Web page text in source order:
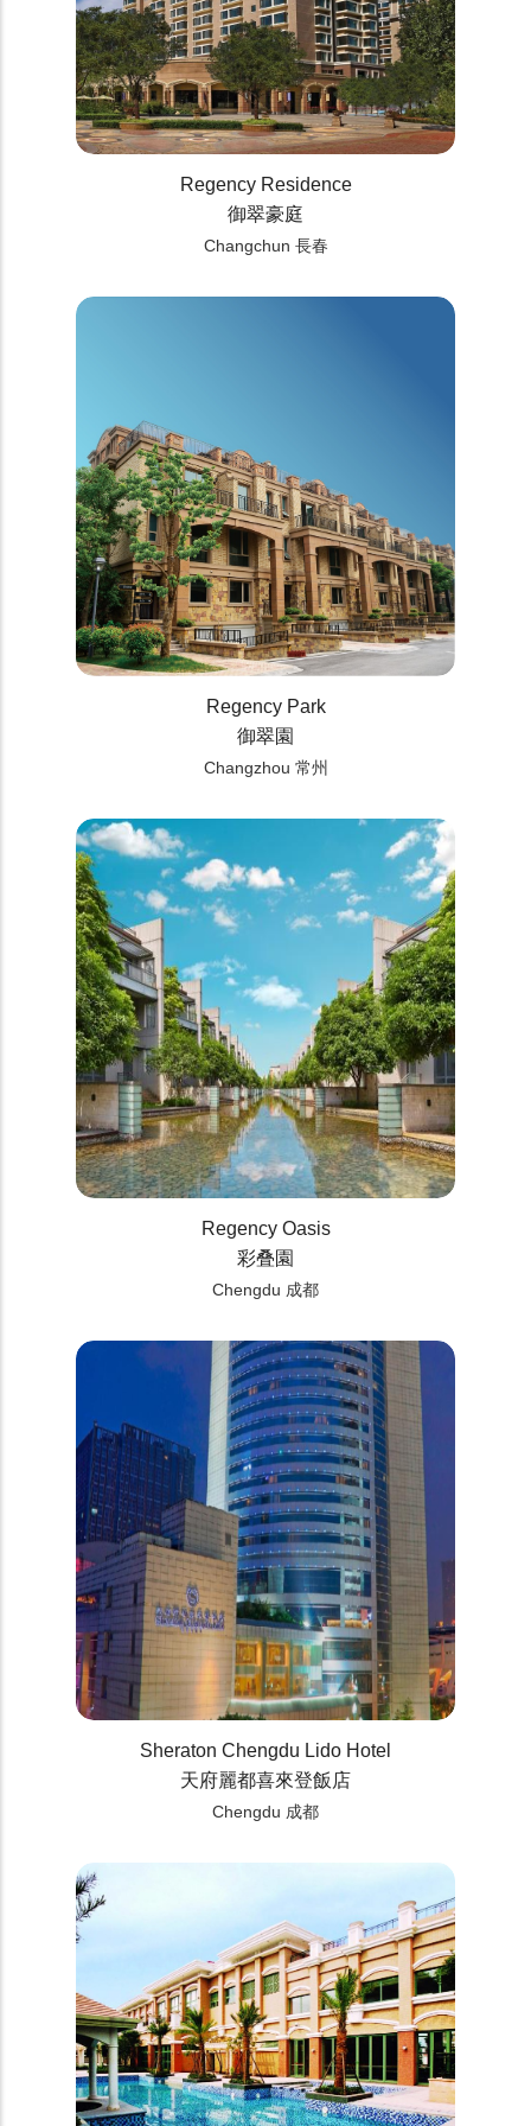
Regency Residence
御翠豪庭
Changchun 長春
Regency Park
御翠園
Changzhou 常州
Regency Oasis
彩叠園
Chengdu 成都
Sheraton Chengdu Lido Hotel
天府麗都喜來登飯店
Chengdu 成都